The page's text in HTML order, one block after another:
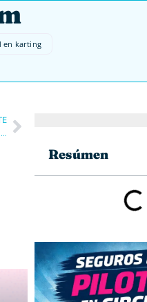
en karting
Transmisión y desarrollo en minimotard: cómo elegir piñón y corona para karting
Resúmen